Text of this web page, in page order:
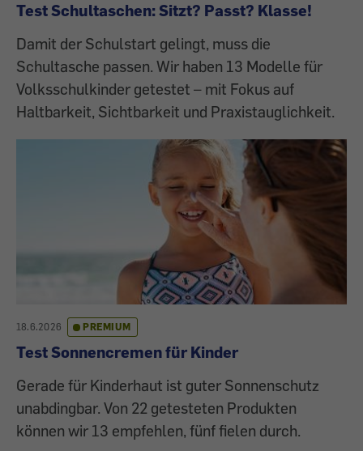
Test Schultaschen: Sitzt? Passt? Klasse!
Damit der Schulstart gelingt, muss die
Schultasche passen. Wir haben 13 Modelle für
Volksschulkinder getestet – mit Fokus auf
Haltbarkeit, Sichtbarkeit und Praxistauglichkeit.
18.6.2026 PREMIUM
Test Sonnencremen für Kinder
Gerade für Kinderhaut ist guter Sonnenschutz
unabdingbar. Von 22 getesteten Produkten
können wir 13 empfehlen, fünf fielen durch.